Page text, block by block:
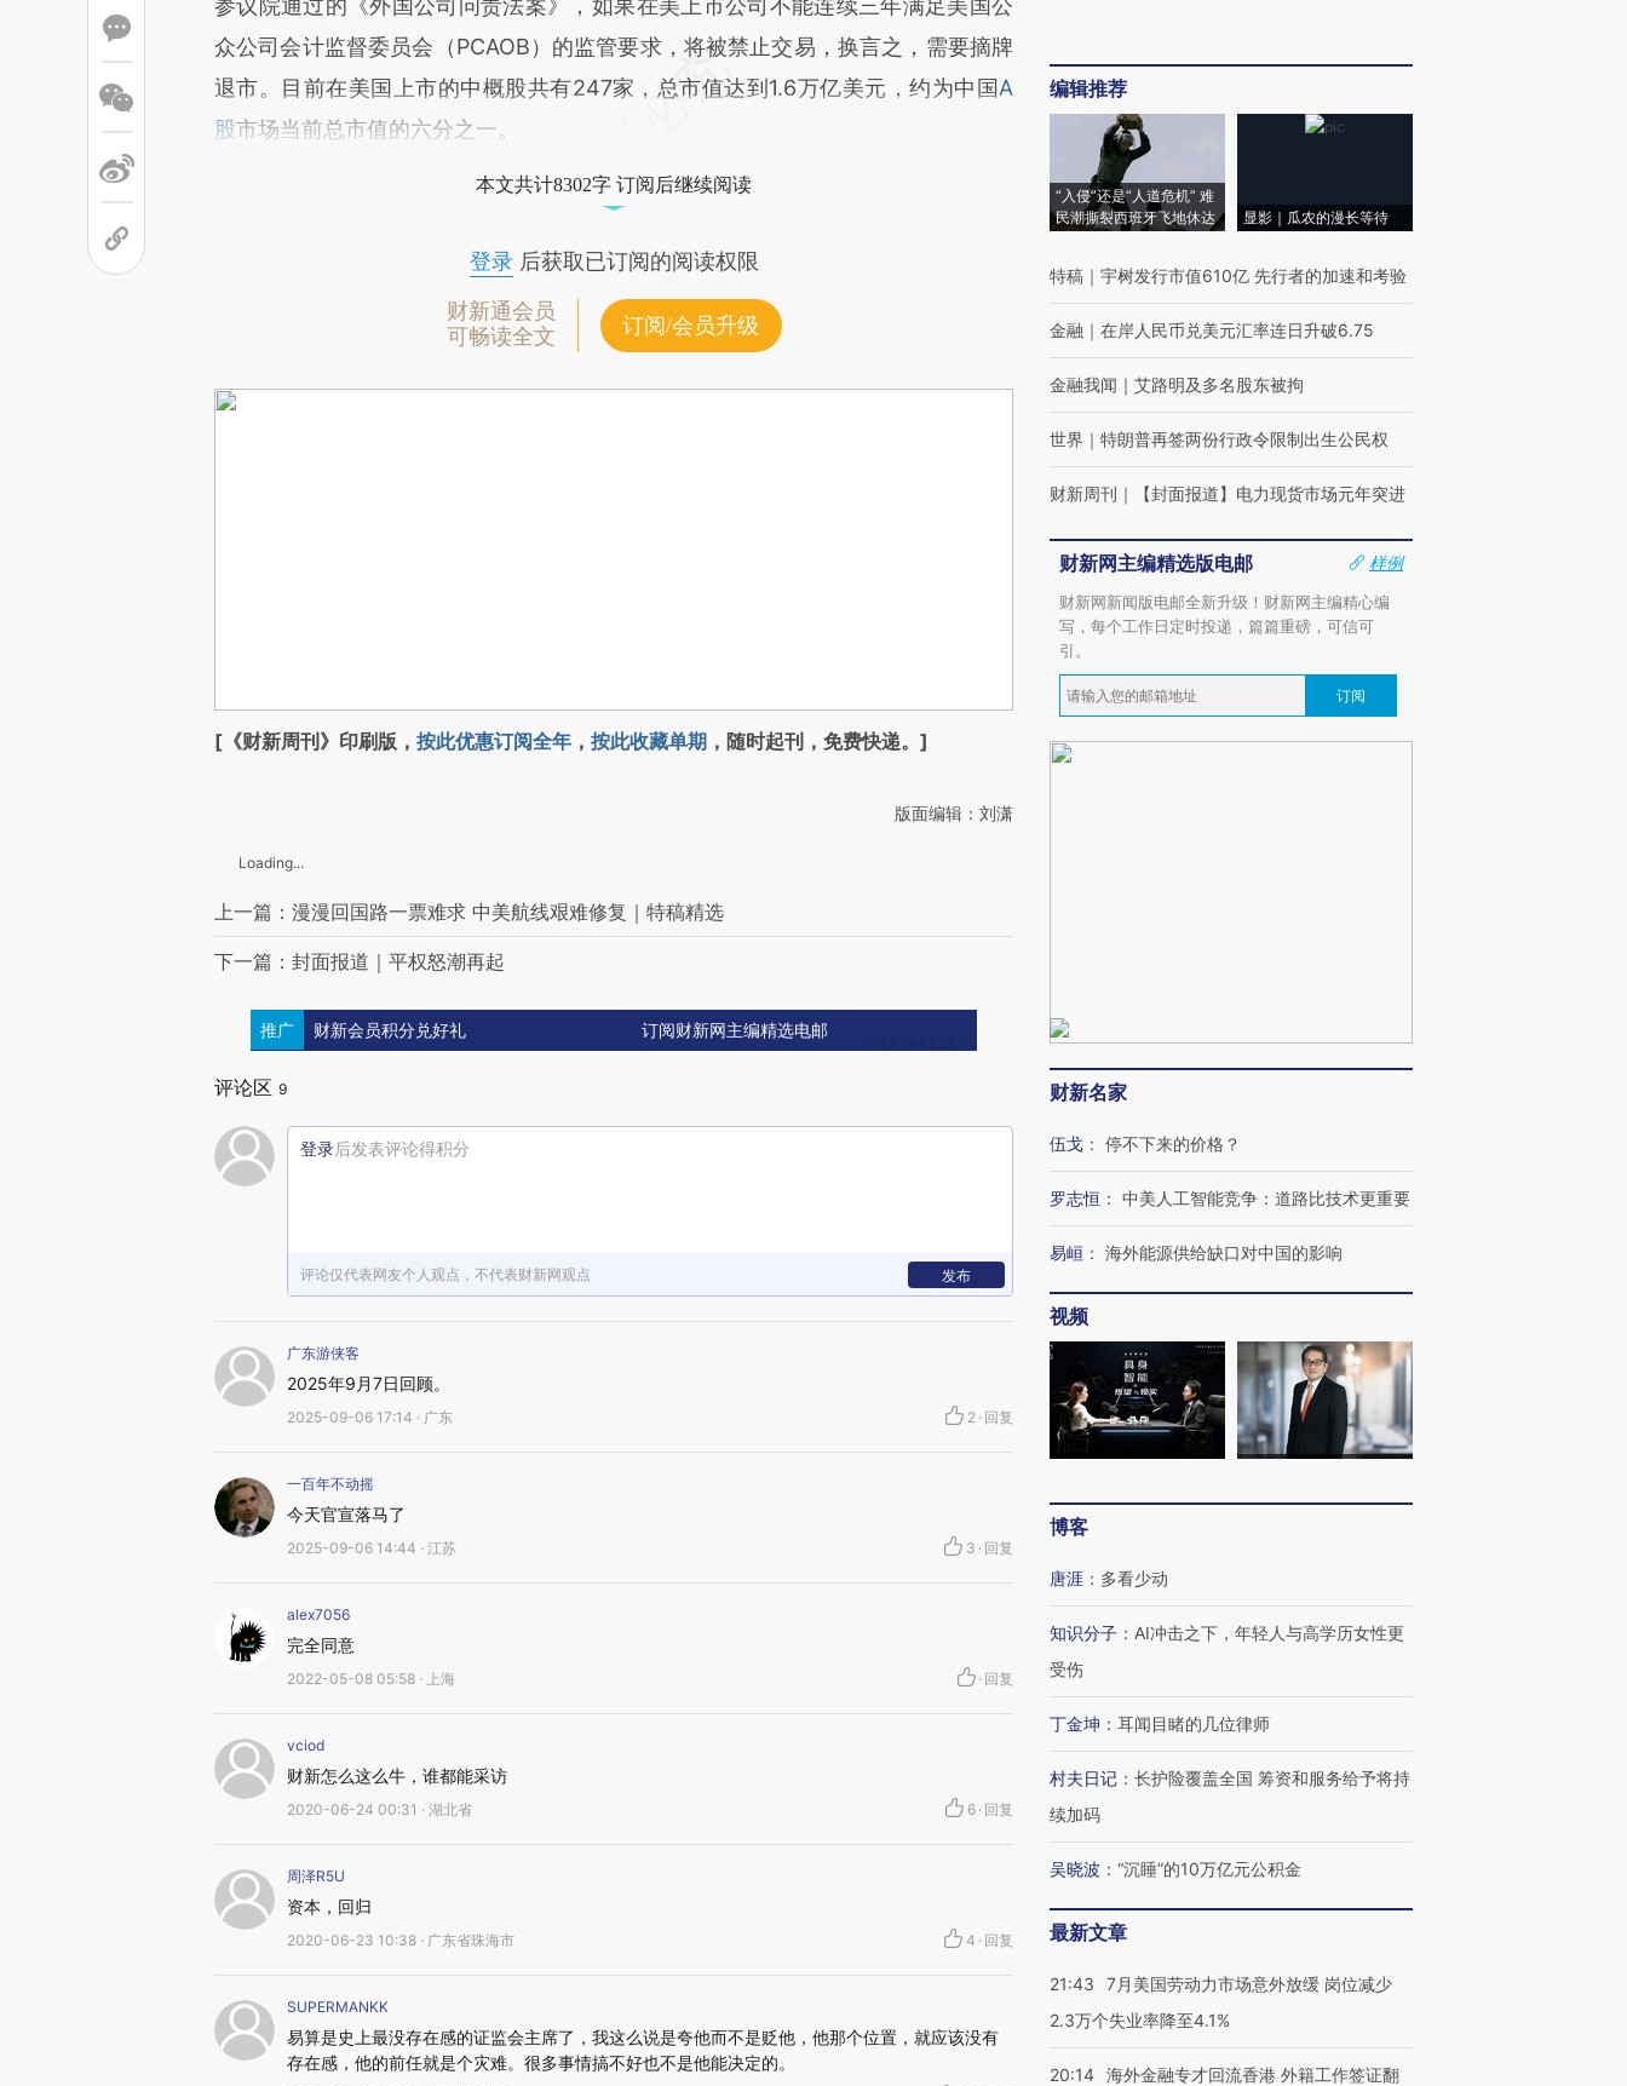
参议院通过的《外国公司问责法案》，如果在美上市公司不能连续三年满足美国公
众公司会计监督委员会（PCAOB）的监管要求，将被禁止交易，换言之，需要摘牌
退市。目前在美国上市的中概股共有247家，总市值达到1.6万亿美元，约为中国A
股市场当前总市值的六分之一。
本文共计8302字 订阅后继续阅读
登录后获取已订阅的阅读权限
财新通会员
可畅读全文
订阅/会员升级
[《财新周刊》印刷版， 按此优惠订阅全年 ， 按此收藏单期 ，随时起刊，免费快递。]
版面编辑：刘潇
Loading...
上一篇：漫漫回国路一票难求 中美航线艰难修复｜特稿精选
下一篇：封面报道｜平权怒潮再起
推广 财新会员积分兑好礼 订阅财新网主编精选电邮
评论区 9
登录后发表评论得积分
评论仅代表网友个人观点，不代表财新网观点 发布
广东游侠客
2025年9月7日回顾。
2025-09-06 17:14 · 广东 2 · 回复
一百年不动摇
今天官宣落马了
2025-09-06 14:44 · 江苏 3 · 回复
alex7056
完全同意
2022-05-08 05:58 · 上海 · 回复
vciod
财新怎么这么牛，谁都能采访
2020-06-24 00:31 · 湖北省 6 · 回复
周泽R5U
资本，回归
2020-06-23 10:38 · 广东省珠海市 4 · 回复
SUPERMANKK
易算是史上最没存在感的证监会主席了，我这么说是夸他而不是贬他，他那个位置，就应该没有
存在感，他的前任就是个灾难。很多事情搞不好也不是他能决定的。
编辑推荐
“入侵”还是“人道危机” 难
民潮撕裂西班牙飞地休达
显影｜瓜农的漫长等待
特稿 ｜ 宇树发行市值610亿 先行者的加速和考验
金融 ｜ 在岸人民币兑美元汇率连日升破6.75
金融我闻 ｜ 艾路明及多名股东被拘
世界 ｜ 特朗普再签两份行政令限制出生公民权
财新周刊 ｜ 【封面报道】电力现货市场元年突进
财新网主编精选版电邮
样例
财新网新闻版电邮全新升级！财新网主编精心编
写，每个工作日定时投递，篇篇重磅，可信可
引。
订阅
财新名家
伍戈 ： 停不下来的价格？
罗志恒 ： 中美人工智能竞争：道路比技术更重要
易峘 ： 海外能源供给缺口对中国的影响
视频
博客
唐涯 ： 多看少动
知识分子 ： AI冲击之下，年轻人与高学历女性更
受伤
丁金坤 ： 耳闻目睹的几位律师
村夫日记 ： 长护险覆盖全国 筹资和服务给予将持
续加码
吴晓波 ： “沉睡”的10万亿元公积金
最新文章
21:43
7月美国劳动力市场意外放缓 岗位减少
2.3万个失业率降至4.1%
20:14 海外金融专才回流香港 外籍工作签证翻